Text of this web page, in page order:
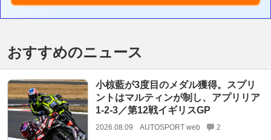
おすすめのニュース
小椋藍が3度目のメダル獲得。スプリ
ントはマルティンが制し、アプリリア
1-2-3／第12戦イギリスGP
2026.08.09 AUTOSPORT web 2